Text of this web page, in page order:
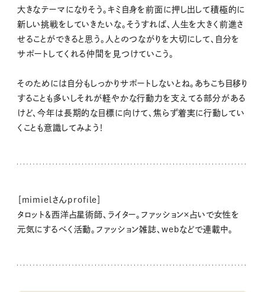
大きなテーマになりそう。キミ自身を前面に押し出して積極的に
新しい挑戦をしていきたいな。そうすれば、人生を大きく前進さ
せることができると思う。人とのつながりを大切にして、自分を
サポートしてくれる仲間を見つけていこう。
そのためには自分もしっかりサポートしないとね。あちこち目移り
することも多いしそれが軽やかな行動力を支えてる部分がある
けど、今年は長期的な目標に向けて、焦らず着実に行動してい
くことも意識してみよう！
［mimielさんprofile］
タロット＆西洋占星術師、ライター。ファッション×占いで女性を
元気にするべく活動。ファッション雑誌、webなどで連載中。